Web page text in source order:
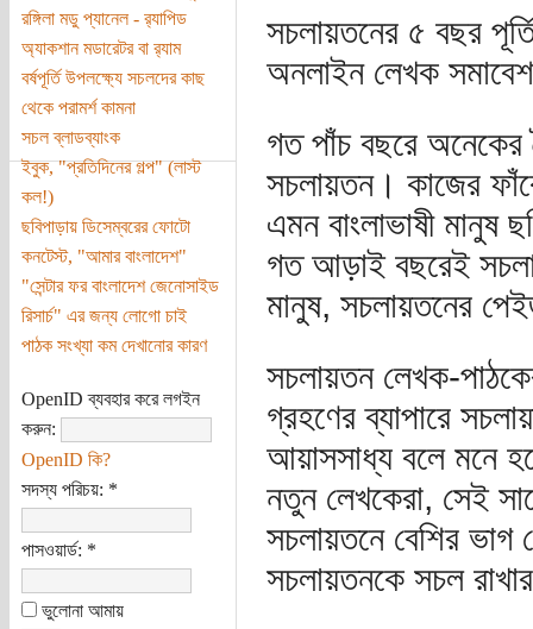
রঙ্গিলা মডু প্যানেল - র‌্যাপিড
অ্যাকশান মডারেটর বা র‌্যাম
বর্ষপূর্তি উপলক্ষ্যে সচলদের কাছ
থেকে পরামর্শ কামনা
সচল ব্লাডব্যাংক
ইবুক, "প্রতিদিনের গল্প" (লাস্ট
কল!)
ছবিপাড়ায় ডিসেম্বরের ফোটো
কনটেস্ট, "আমার বাংলাদেশ"
"সেন্টার ফর বাংলাদেশ জেনোসাইড
রিসার্চ" এর জন্য লোগো চাই
পাঠক সংখ্যা কম দেখানোর কারণ
OpenID ব্যবহার করে লগইন
করুন:
OpenID কি?
সদস্য পরিচয়: *
পাসওয়ার্ড: *
ভুলোনা আমায়
সচলায়তনের ৫ বছর
অনলাইন লেখক
গত পাঁচ বছরে অনেকের
সচলায়তন। কাজের
এমন বাংলাভাষী মানুষ
গত আড়াই বছরেই
মানুষ, সচলায়তনের
সচলায়তন লেখক-
গ্রহণের ব্যাপারে
আয়াসসাধ্য বলে মনে
নতুন লেখকেরা, সেই
সচলায়তনে বেশির ভাগ
সচলায়তনকে সচল